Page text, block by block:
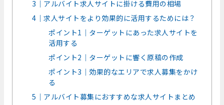
3｜アルバイト求人サイトに掛ける費用の相場
4｜求人サイトをより効果的に活用するためには？
ポイント1｜ターゲットにあった求人サイトを
活用する
ポイント2｜ターゲットに響く原稿の作成
ポイント3｜効果的なエリアで求人募集をかけ
る
5｜アルバイト募集におすすめな求人サイトまとめ